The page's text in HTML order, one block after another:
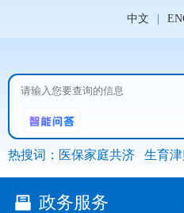
中文
热搜词： 医保家庭共济 生育
政务服务